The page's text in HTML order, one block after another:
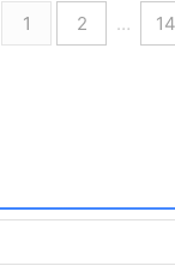
記憶を
、自ら
えたい
らも、
す。 単
的な運
の雁回
出会う
では憎
が、今
1 2 … 14